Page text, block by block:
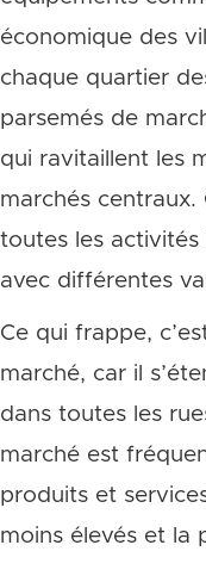
économique des
chaque quartier
parsemés de
qui ravitaillent les
marchés
toutes les activités
avec différentes
Ce qui frappe,
marché, car il
dans toutes les
marché est
produits et
moins élevés et la